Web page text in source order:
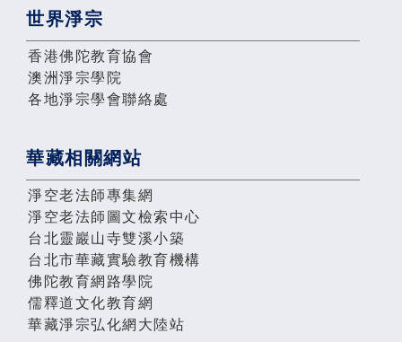
世界淨宗
香港佛陀教育協會
澳洲淨宗學院
各地淨宗學會聯絡處
華藏相關網站
淨空老法師專集網
淨空老法師圖文檢索中心
台北靈巖山寺雙溪小築
台北市華藏實驗教育機構
佛陀教育網路學院
儒釋道文化教育網
華藏淨宗弘化網大陸站